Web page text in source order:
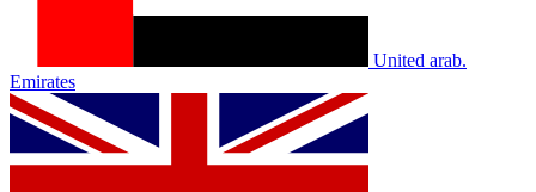
United arab.
Emirates